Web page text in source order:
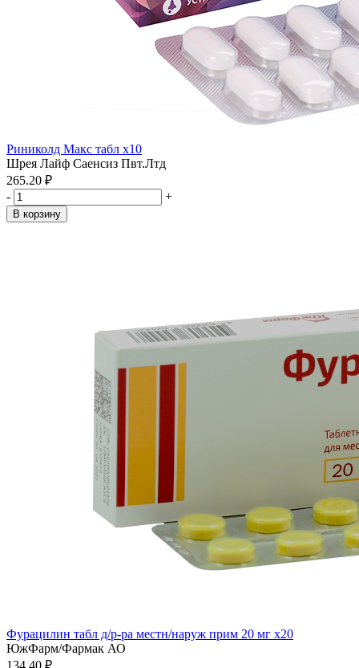
Риниколд Макс табл x10
Шрея Лайф Саенсиз Пвт.Лтд
265.20 ₽
-
+
В корзину
Фурацилин табл д/р-ра местн/наруж прим 20 мг x20
ЮжФарм/Фармак АО
134.40 ₽